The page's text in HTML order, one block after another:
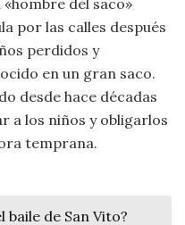
por las calles después
perdidos y
en un gran saco.
desde hace décadas
a los niños y obligarlos
temprana.
baile de San Vito?